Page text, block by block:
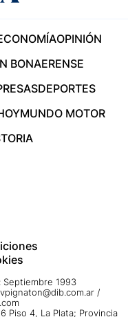
OPINIÓN
BONAERENSE
DEPORTES
MUNDO MOTOR
Septiembre 1993
vpignaton@dib.com.ar /
Piso 4, La Plata; Provincia